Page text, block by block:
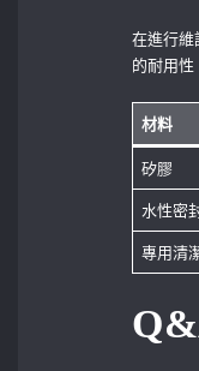
在進行維
的耐用性
材料
矽膠
水性密
專用清